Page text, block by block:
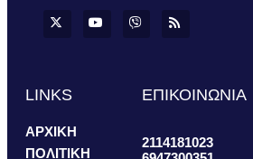
LINKS
ΑΡΧΙΚΗ
ΠΟΛΙΤΙΚΗ
ΕΠΙΚΟΙΝΩΝΙΑ
2114181023